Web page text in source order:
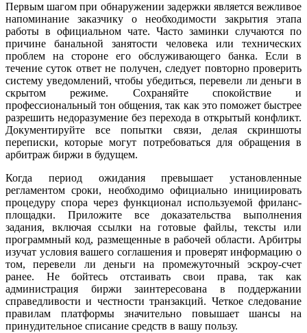
Первым шагом при обнаружении задержки является вежливое
напоминание заказчику о необходимости закрытия этапа
работы в официальном чате. Часто заминки случаются по
причине банальной занятости человека или технических
проблем на стороне его обслуживающего банка. Если в
течение суток ответ не получен, следует повторно проверить
систему уведомлений, чтобы убедиться, перевели ли деньги в
скрытом режиме. Сохраняйте спокойствие и
профессиональный тон общения, так как это поможет быстрее
разрешить недоразумение без перехода в открытый конфликт.
Документируйте все попытки связи, делая скриншоты
переписки, которые могут потребоваться для обращения в
арбитраж биржи в будущем.
Когда период ожидания превышает установленные
регламентом сроки, необходимо официально инициировать
процедуру спора через функционал используемой фриланс-
площадки. Приложите все доказательства выполнения
задания, включая ссылки на готовые файлы, тексты или
программный код, размещенные в рабочей области. Арбитры
изучат условия вашего соглашения и проверят информацию о
том, перевели ли деньги на промежуточный эскроу-счет
ранее. Не бойтесь отстаивать свои права, так как
администрация биржи заинтересована в поддержании
справедливости и честности транзакций. Четкое следование
правилам платформы значительно повышает шансы на
принудительное списание средств в вашу пользу.